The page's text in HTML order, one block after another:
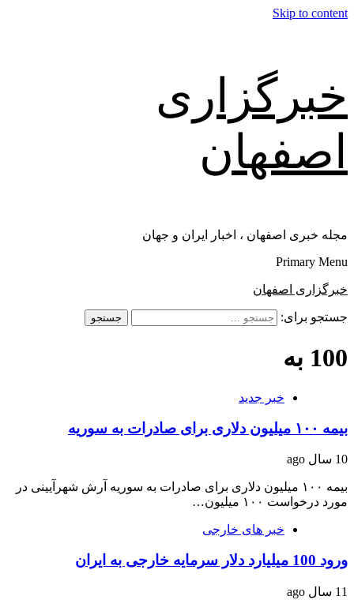
Skip to content
خبرگزاری
اصفهان
مجله خبری اصفهان ، اخبار ایران و جهان
Primary Menu
خبرگزاری اصفهان
جستجو برای:
100 به
خبر جدید
بیمه ۱۰۰ میلیون دلاری برای صادرات به سوریه
10 سال ago
بیمه ۱۰۰ میلیون دلاری برای صادرات به سوریه آرش شهرآیینی در
مورد درخواست ۱۰۰ میلیون…
خبر های خارجی
ورود 100 میلیارد دلار سرمایه خارجی به ایران
11 سال ago